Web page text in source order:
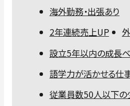
海外勤務・出張あり
2年連続売上UP
設立5年以内の成長
語学力が活かせる仕
従業員数50人以下